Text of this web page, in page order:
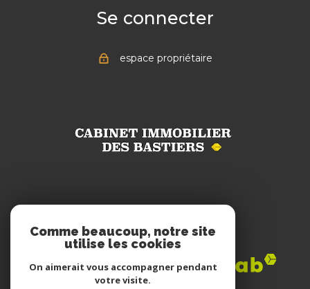
Se connecter
espace propriétaire
Adhérents
Comme beaucoup, notre site
utilise les cookies
On aimerait vous accompagner pendant
votre visite.